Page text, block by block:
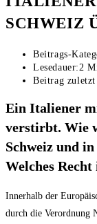
SCHWEIZ
Beitrags-
Lesedauer: 2
Beitrag zuletzt
Ein Italiener
verstirbt. Wie
Schweiz und
Welches
Innerhalb der
durch die Verordnung